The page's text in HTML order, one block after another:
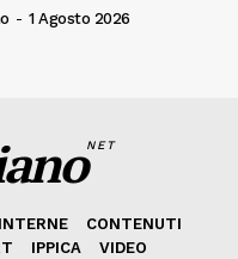
- 1 Agosto 2026
NET
CONTENUTI
IPPICA
VIDEO